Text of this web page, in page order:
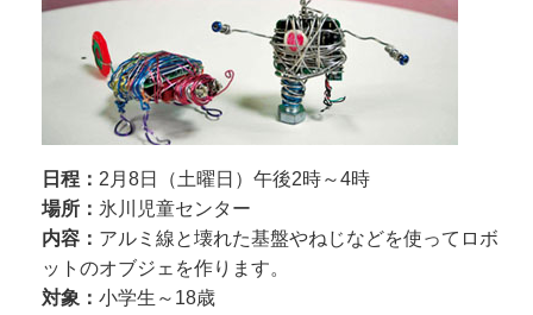
日程： 2月8日（土曜日）午後2時～4時
場所： 氷川児童センター
内容： アルミ線と壊れた基盤やねじなどを使ってロボ
ットのオブジェを作ります。
対象：小学生～18歳